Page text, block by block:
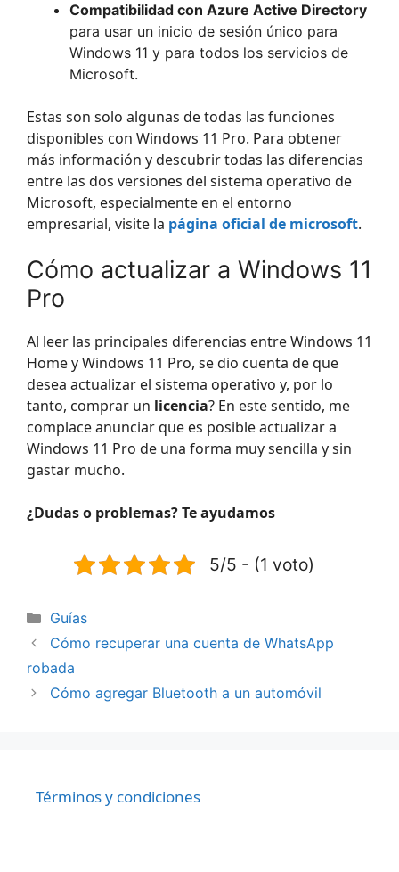
Compatibilidad con Azure Active Directory
para usar un inicio de sesión único para
Windows 11 y para todos los servicios de
Microsoft.
Estas son solo algunas de todas las funciones
disponibles con Windows 11 Pro. Para obtener
más información y descubrir todas las diferencias
entre las dos versiones del sistema operativo de
Microsoft, especialmente en el entorno
empresarial, visite la página oficial de microsoft.
Cómo actualizar a Windows 11
Pro
Al leer las principales diferencias entre Windows 11
Home y Windows 11 Pro, se dio cuenta de que
desea actualizar el sistema operativo y, por lo
tanto, comprar un licencia? En este sentido, me
complace anunciar que es posible actualizar a
Windows 11 Pro de una forma muy sencilla y sin
gastar mucho.
¿Dudas o problemas? Te ayudamos
5/5 - (1 voto)
Categorías
Guías
Cómo recuperar una cuenta de WhatsApp
robada
Cómo agregar Bluetooth a un automóvil
Términos y condiciones